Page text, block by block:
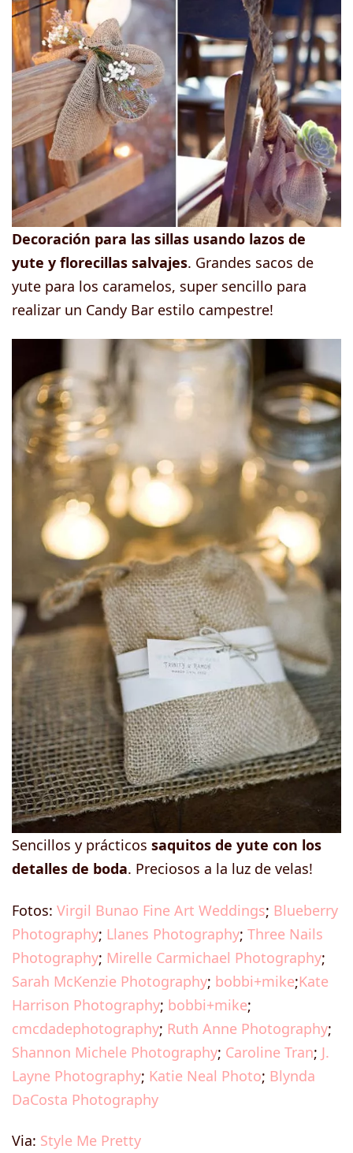
Decoración para las sillas usando lazos de
yute y florecillas salvajes. Grandes sacos de
yute para los caramelos, super sencillo para
realizar un Candy Bar estilo campestre!
Sencillos y prácticos saquitos de yute con los
detalles de boda. Preciosos a la luz de velas!
Fotos: Virgil Bunao Fine Art Weddings; Blueberry
Photography; Llanes Photography; Three Nails
Photography; Mirelle Carmichael Photography;
Sarah McKenzie Photography; bobbi+mike;Kate
Harrison Photography; bobbi+mike;
cmcdadephotography; Ruth Anne Photography;
Shannon Michele Photography; Caroline Tran; J.
Layne Photography; Katie Neal Photo; Blynda
DaCosta Photography
Via: Style Me Pretty